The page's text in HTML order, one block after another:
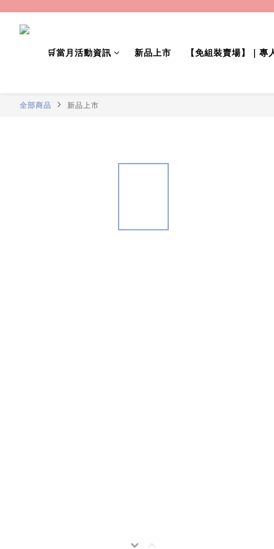
🛒當月活動資訊 新品上市 【免組裝賣場】｜專
全部商品 新品上市